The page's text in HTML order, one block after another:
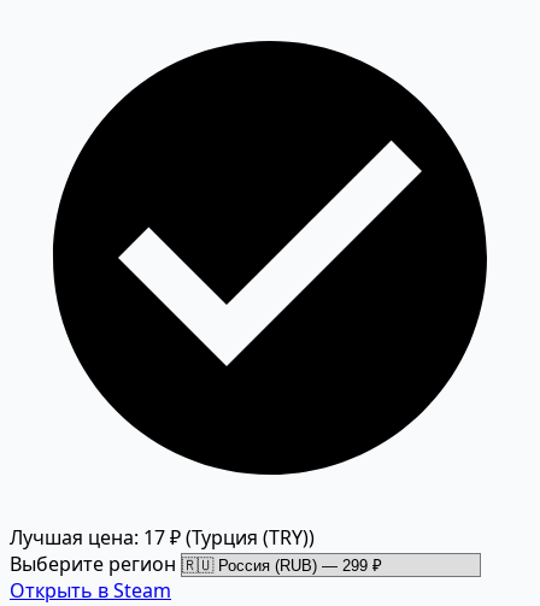
Лучшая цена: 17 ₽(Турция (TRY))
Выберите регион
Открыть в Steam